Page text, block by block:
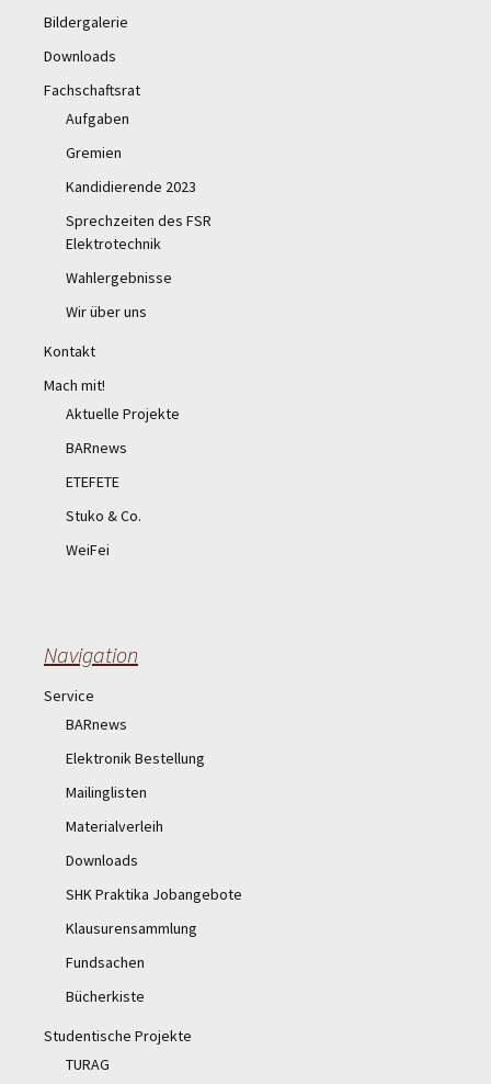
Bildergalerie
Downloads
Fachschaftsrat
Aufgaben
Gremien
Kandidierende 2023
Sprechzeiten des FSR
Elektrotechnik
Wahlergebnisse
Wir über uns
Kontakt
Mach mit!
Aktuelle Projekte
BARnews
ETEFETE
Stuko & Co.
WeiFei
Navigation
Service
BARnews
Elektronik Bestellung
Mailinglisten
Materialverleih
Downloads
SHK Praktika Jobangebote
Klausurensammlung
Fundsachen
Bücherkiste
Studentische Projekte
TURAG